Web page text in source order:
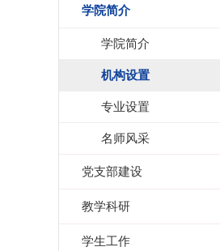
学院简介
学院简介
机构设置
专业设置
名师风采
党支部建设
教学科研
学生工作